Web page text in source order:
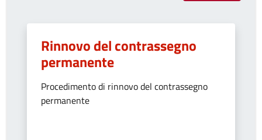
Rinnovo del contrassegno
permanente
Procedimento di rinnovo del contrassegno
permanente